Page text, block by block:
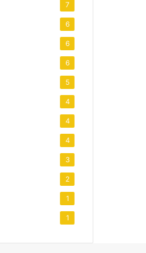
7
6
6
6
5
4
4
4
3
2
1
1